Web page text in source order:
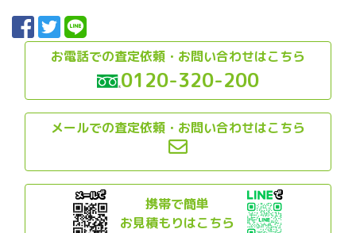
お電話での査定依頼・お問い合わせはこちら
0120-320-200
メールでの査定依頼・お問い合わせはこちら
携帯で簡単
お見積もりはこちら